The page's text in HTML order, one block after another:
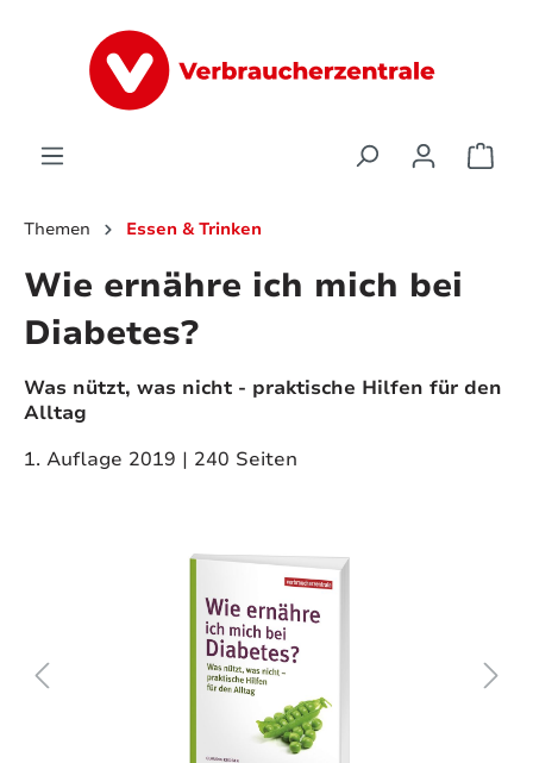
springen
Themen Essen & Trinken
Wie ernähre ich mich bei
Diabetes?
Was nützt, was nicht - praktische Hilfen für den
Alltag
1. Auflage 2019 | 240 Seiten
Bildergalerie überspringen